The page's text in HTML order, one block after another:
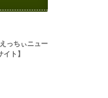
っちぃニュー
ト】